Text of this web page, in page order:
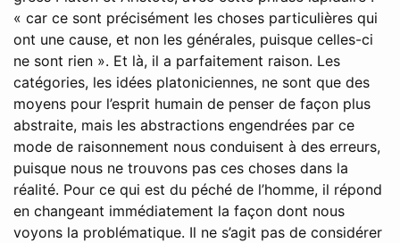
« car ce sont précisément les choses particulières qui
ont une cause, et non les générales, puisque celles-ci
ne sont rien ». Et là, il a parfaitement raison. Les
catégories, les idées platoniciennes, ne sont que des
moyens pour l’esprit humain de penser de façon plus
abstraite, mais les abstractions engendrées par ce
mode de raisonnement nous conduisent à des erreurs,
puisque nous ne trouvons pas ces choses dans la
réalité. Pour ce qui est du péché de l’homme, il répond
en changeant immédiatement la façon dont nous
voyons la problématique. Il ne s’agit pas de considérer